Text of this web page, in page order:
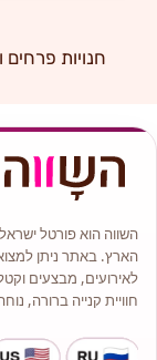
חנויות
השווה הוא פורטל
הארץ. באתר ניתן
לאירועים, מבצעים
חוויית קנייה ברורה,